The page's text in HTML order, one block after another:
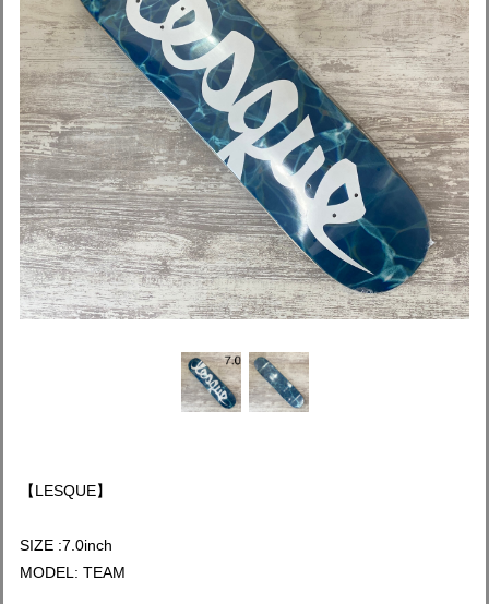
【LESQUE】
SIZE :7.0inch
MODEL: TEAM